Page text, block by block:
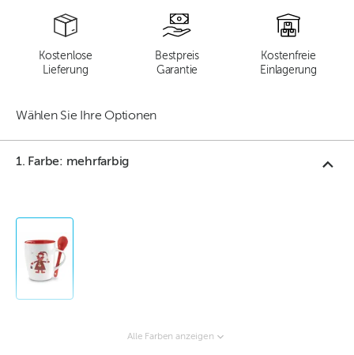
Kostenlose
Lieferung
Bestpreis
Garantie
Kostenfreie
Einlagerung
Wählen Sie Ihre Optionen
1. Farbe: mehrfarbig
Alle Farben anzeigen